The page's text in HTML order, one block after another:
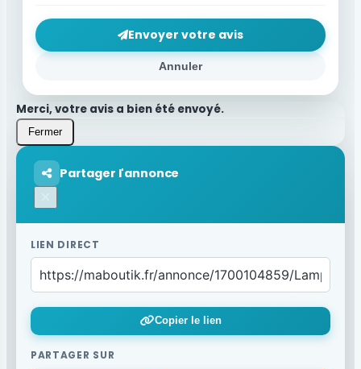
Annuler
Envoyer votre avis
Merci, votre avis a bien été envoyé.
Fermer
Partager l'annonce
LIEN DIRECT
Copier le lien
PARTAGER SUR